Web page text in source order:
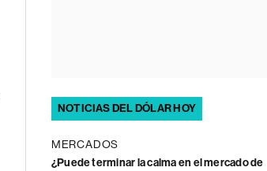
NOTICIAS DEL DÓLAR HOY
MERCADOS
¿Puede terminar la calma en el mercado de